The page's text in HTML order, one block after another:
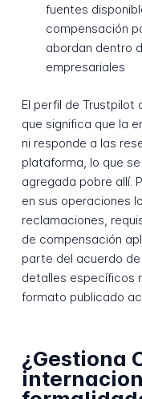
fuentes
compensación
abordan dentro
empresariales
El perfil de Trustpilot
que significa que la
ni responde a las
plataforma, lo que
agregada pobre allí.
en sus operaciones
reclamaciones,
de compensación
parte del acuerdo
detalles específicos
formato publicado
¿Gestiona